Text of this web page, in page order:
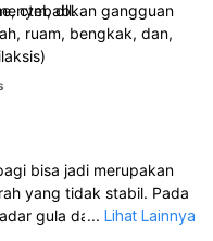
gangguan
ruam, bengkak, dan,
ctm, dll.
bisa jadi merupakan
yang tidak stabil. Pada
gula darah dapat
... Lihat Lainnya